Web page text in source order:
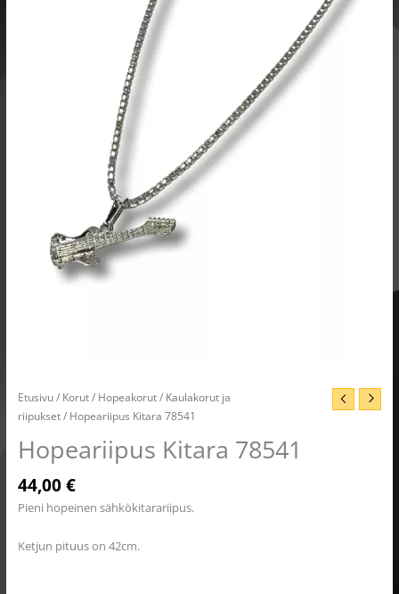
Etusivu/ Korut/ Hopeakorut/ Kaulakorut ja
riipukset/ Hopeariipus Kitara 78541
Hopeariipus Kitara 78541
44,00€
Pieni hopeinen sähkökitarariipus.
Ketjun pituus on 42cm.